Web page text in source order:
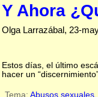
Y Ahora
Olga Larrazábal, 23-
Estos días, el último
hacer un
Tema: Abusos sexuales,